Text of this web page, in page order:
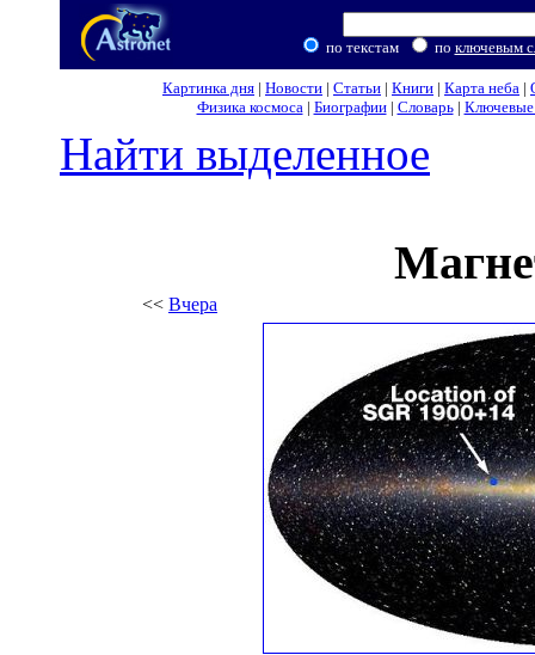
по текстам по ключевым
Картинка дня | Новости | Статьи | Книги | Карта неба |
Физика космоса| Биографии| Словарь| Ключевые
Найти выделенное
<< Вчера